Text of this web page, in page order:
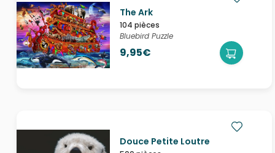
The Ark
104 pièces
Bluebird Puzzle
9,95€
Douce Petite Loutre